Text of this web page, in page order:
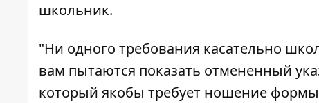
школьник.
"Ни одного требования касательно
вам пытаются показать отмененный
который якобы требует ношение